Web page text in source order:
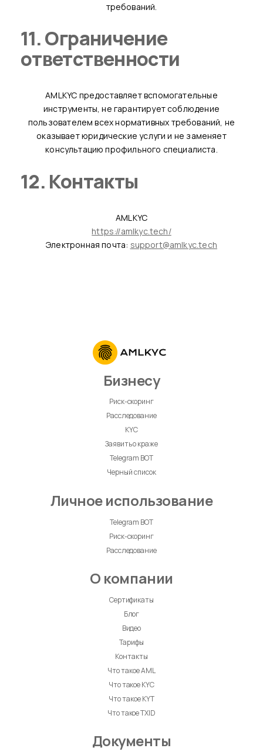
требований.
11. Ограничение
ответственности
AMLKYC предоставляет вспомогательные
инструменты, не гарантирует соблюдение
пользователем всех нормативных требований, не
оказывает юридические услуги и не заменяет
консультацию профильного специалиста.
12. Контакты
AMLKYC
https://amlkyc.tech/
Электронная почта: support@amlkyc.tech
Бизнесу
Риск-скоринг
Расследование
KYC
Заявить о краже
Telegram BOT
Черный список
Личное использование
Telegram BOT
Риск-скоринг
Расследование
О компании
Сертификаты
Блог
Видео
Тарифы
Контакты
Что такое AML
Что такое KYC
Что такое KYT
Что такое TXID
Документы